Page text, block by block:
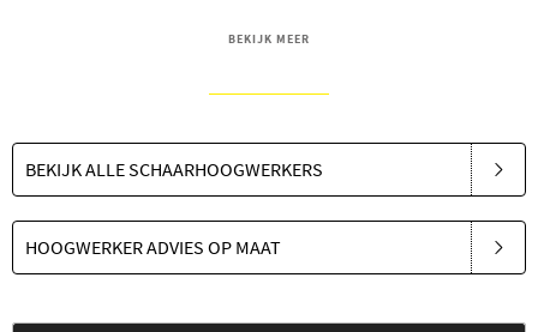
BEKIJK MEER
BEKIJK ALLE SCHAARHOOGWERKERS
HOOGWERKER ADVIES OP MAAT